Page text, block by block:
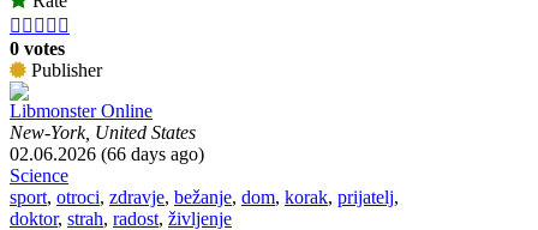
    
0 votes
Publisher
Libmonster Online
New-York, United States
02.06.2026 (66 days ago)
Science
sport, otroci, zdravje, bežanje, dom, korak, prijatelj,
doktor, strah, radost, življenje